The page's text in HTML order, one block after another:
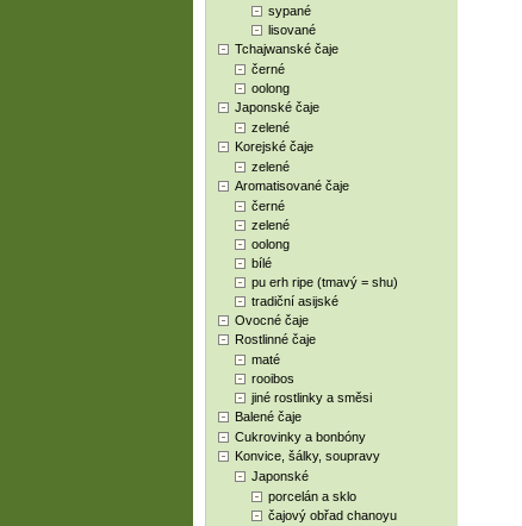
sypané
lisované
Tchajwanské čaje
černé
oolong
Japonské čaje
zelené
Korejské čaje
zelené
Aromatisované čaje
černé
zelené
oolong
bílé
pu erh ripe (tmavý = shu)
tradiční asijské
Ovocné čaje
Rostlinné čaje
maté
rooibos
jiné rostlinky a směsi
Balené čaje
Cukrovinky a bonbóny
Konvice, šálky, soupravy
Japonské
porcelán a sklo
čajový obřad chanoyu